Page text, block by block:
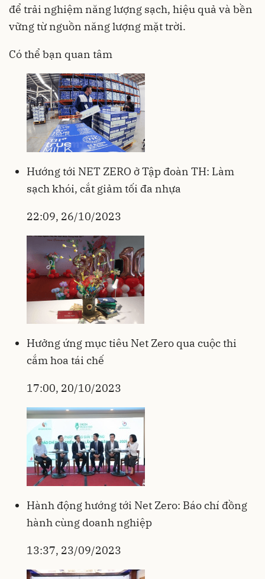
để trải nghiệm năng lượng sạch, hiệu quả và bền
vững từ nguồn năng lượng mặt trời.
Có thể bạn quan tâm
Hướng tới NET ZERO ở Tập đoàn TH: Làm
sạch khói, cắt giảm tối đa nhựa
22:09, 26/10/2023
Hưởng ứng mục tiêu Net Zero qua cuộc thi
cắm hoa tái chế
17:00, 20/10/2023
Hành động hướng tới Net Zero: Báo chí đồng
hành cùng doanh nghiệp
13:37, 23/09/2023